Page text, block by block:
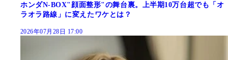
ホンダN-BOX"顔面整形"の舞台裏。上半期10万台超でも「オ
ラオラ路線」に変えたワケとは？
2026年07月28日 17:00